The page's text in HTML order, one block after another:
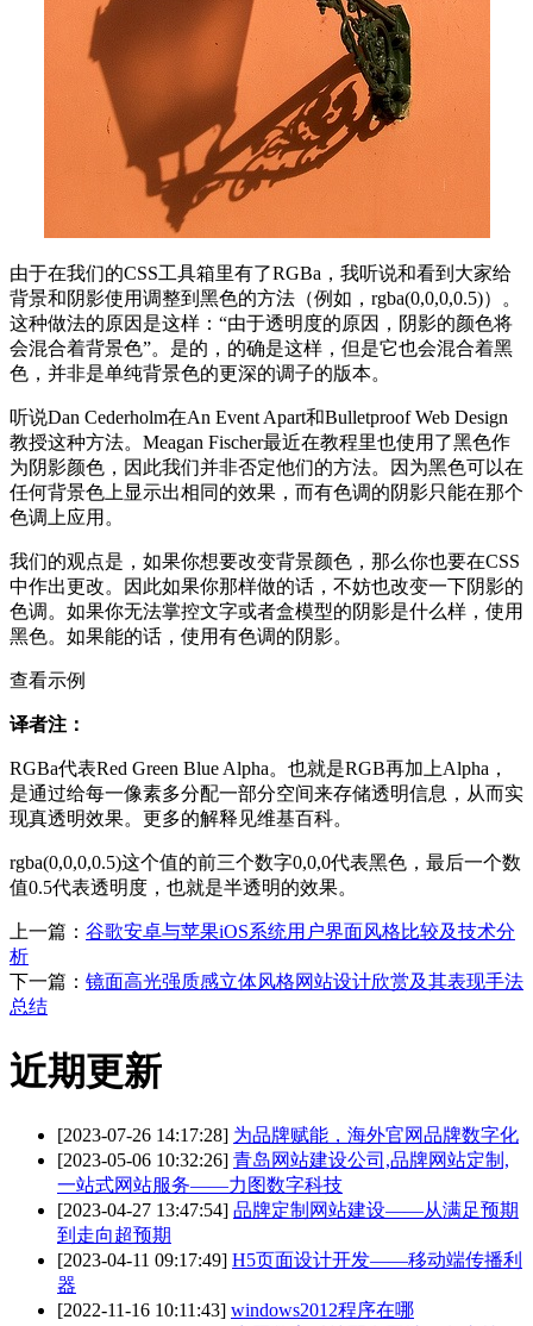
由于在我们的CSS工具箱里有了RGBa，我听说和看到大家给
背景和阴影使用调整到黑色的方法（例如，rgba(0,0,0,0.5)）。
这种做法的原因是这样：“由于透明度的原因，阴影的颜色将
会混合着背景色”。是的，的确是这样，但是它也会混合着黑
色，并非是单纯背景色的更深的调子的版本。
听说Dan Cederholm在An Event Apart和Bulletproof Web Design
教授这种方法。Meagan Fischer最近在教程里也使用了黑色作
为阴影颜色，因此我们并非否定他们的方法。因为黑色可以在
任何背景色上显示出相同的效果，而有色调的阴影只能在那个
色调上应用。
我们的观点是，如果你想要改变背景颜色，那么你也要在CSS
中作出更改。因此如果你那样做的话，不妨也改变一下阴影的
色调。如果你无法掌控文字或者盒模型的阴影是什么样，使用
黑色。如果能的话，使用有色调的阴影。
查看示例
译者注：
RGBa代表Red Green Blue Alpha。也就是RGB再加上Alpha，
是通过给每一像素多分配一部分空间来存储透明信息，从而实
现真透明效果。更多的解释见维基百科。
rgba(0,0,0,0.5)这个值的前三个数字0,0,0代表黑色，最后一个数
值0.5代表透明度，也就是半透明的效果。
上一篇： 谷歌安卓与苹果iOS系统用户界面风格比较及技术分
析
下一篇： 镜面高光强质感立体风格网站设计欣赏及其表现手法
总结
近期更新
[2023-07-26 14:17:28] 为品牌赋能，海外官网品牌数字化
[2023-05-06 10:32:26] 青岛网站建设公司,品牌网站定制,
一站式网站服务——力图数字科技
[2023-04-27 13:47:54] 品牌定制网站建设——从满足预期
到走向超预期
[2023-04-11 09:17:49] H5页面设计开发——移动端传播利
器
[2022-11-16 10:11:43] windows2012程序在哪